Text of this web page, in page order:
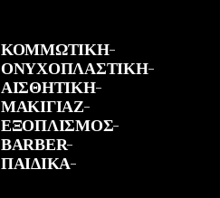
ΚΟΜΜΩΤΙΚΗ
ΟΝΥΧΟΠΛΑΣΤΙΚΗ
ΑΙΣΘΗΤΙΚΗ
ΜΑΚΙΓΙΑΖ
ΕΞΟΠΛΙΣΜΟΣ
BARBER
ΠΑΙΔΙΚΑ